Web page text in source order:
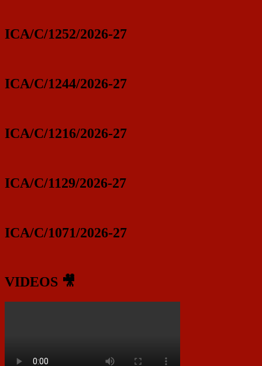
ICA/C/1252/2026-27
ICA/C/1244/2026-27
ICA/C/1216/2026-27
ICA/C/1129/2026-27
ICA/C/1071/2026-27
VIDEOS 🎥